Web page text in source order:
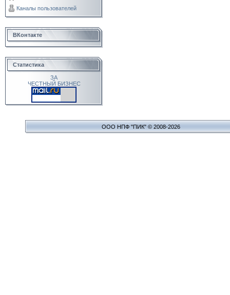
Каналы пользователей
ВКонтакте
Статистика
ЗА
ЧЕСТНЫЙ БИЗНЕС
ООО НПФ "ПИК" © 2008-2026